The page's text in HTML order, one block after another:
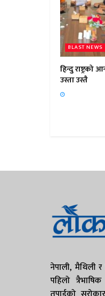
BLAST NEWS
हिन्दु राष्ट्रको
उस्ता उस्तै
नेपाली, मैथिली
पहिलो